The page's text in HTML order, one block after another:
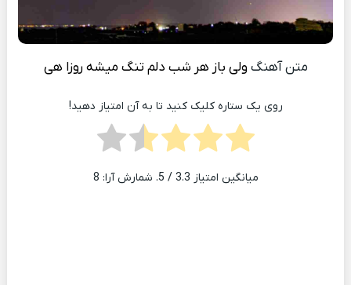
متن آهنگ ولی باز هر شب دلم تنگ میشه روزا هی
روی یک ستاره کلیک کنید تا به آن امتیاز دهید!
میانگین امتیاز 3.3 / 5. شمارش آرا: 8